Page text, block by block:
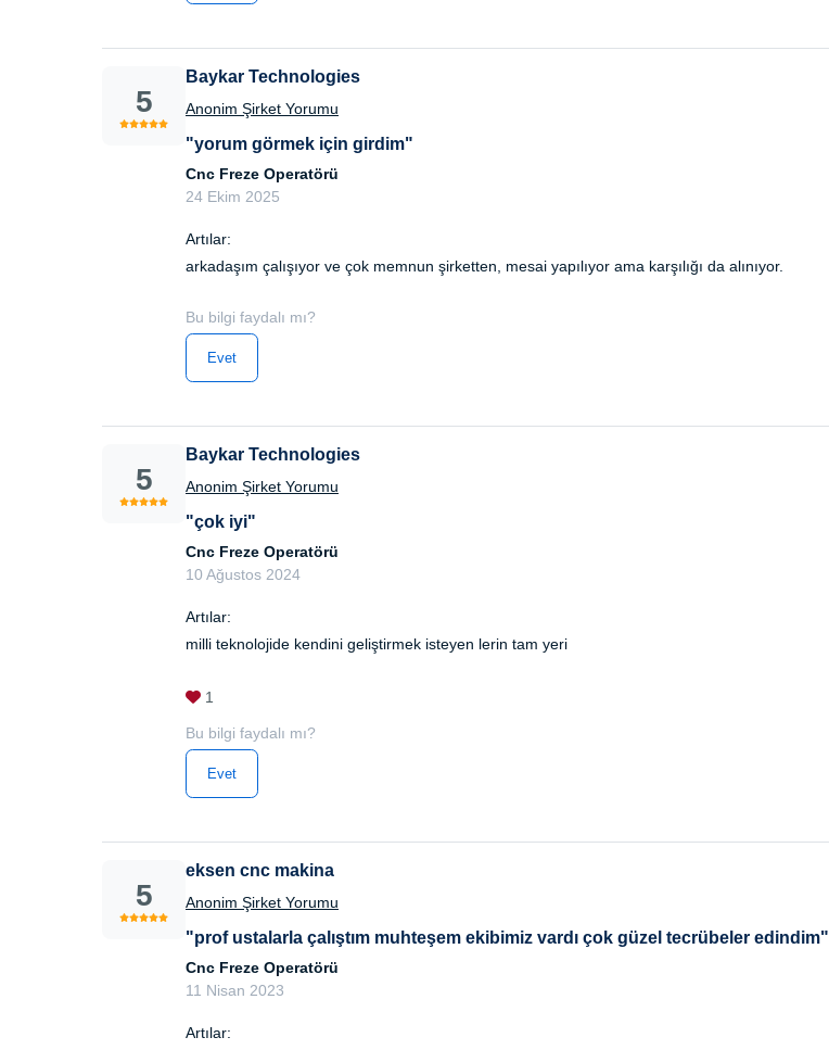
5
Baykar Technologies
Anonim Şirket Yorumu
"yorum görmek için girdim"
Cnc Freze Operatörü
24 Ekim 2025
Artılar:
arkadaşım çalışıyor ve çok memnun şirketten, mesai yapılıyor ama karşılığı da alınıyor.
Bu bilgi faydalı mı?
Evet
5
Baykar Technologies
Anonim Şirket Yorumu
"çok iyi"
Cnc Freze Operatörü
10 Ağustos 2024
Artılar:
milli teknolojide kendini geliştirmek isteyen lerin tam yeri
1
Bu bilgi faydalı mı?
Evet
5
eksen cnc makina
Anonim Şirket Yorumu
"prof ustalarla çalıştım muhteşem ekibimiz vardı çok güzel tecrübeler edindim"
Cnc Freze Operatörü
11 Nisan 2023
Artılar: